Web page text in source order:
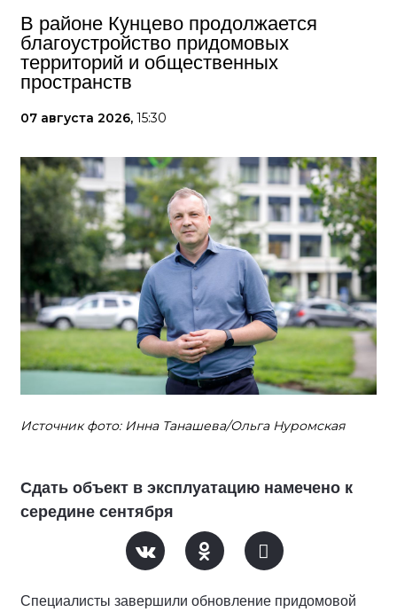
В районе Кунцево продолжается
благоустройство придомовых
территорий и общественных
пространств
07 августа 2026, 15:30
Источник фото: Инна Танашева/Ольга Нуромская
Сдать объект в эксплуатацию намечено к
середине сентября
Специалисты завершили обновление придомовой